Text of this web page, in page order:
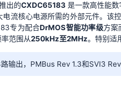
出的CXDC65183 是一款高性能
流核心电源所需的外部元件。该
专为配合DrMOS智能功率级方案
范围从250kHz至2MHz。特别适
输出，PMBus Rev 1.3和SVI3